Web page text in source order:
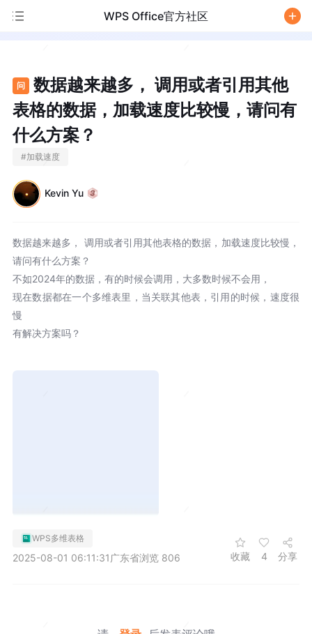
WPS Office官方社区
问
数据越来越多， 调用或者引用其他
表格的数据，加载速度比较慢，请问有
什么方案？
#加载速度
Kevin Yu
数据越来越多， 调用或者引用其他表格的数据，加载速度比较慢，
请问有什么方案？
不如2024年的数据，有的时候会调用，大多数时候不会用，
现在数据都在一个多维表里，当关联其他表，引用的时候，速度很
慢
有解决方案吗？
WPS多维表格
2025-08-01 06:11:31 广东省浏览 806 收藏 4 分享